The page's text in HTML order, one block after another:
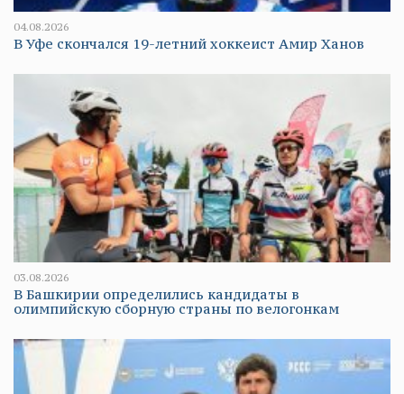
04.08.2026
В Уфе скончался 19-летний хоккеист Амир Ханов
03.08.2026
В Башкирии определились кандидаты в
олимпийскую сборную страны по велогонкам